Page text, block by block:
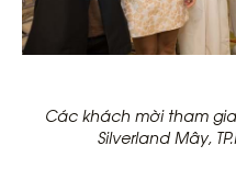
Các khách mời tham
Silverland Mây,